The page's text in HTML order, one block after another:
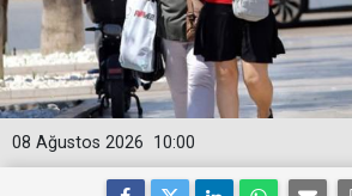
10:00
08 Ağustos 2026